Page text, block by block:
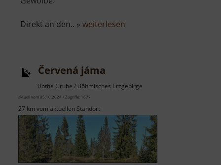
Direkt an den.. » weiterlesen
Nanebevzetí
Červená jáma
Rothe Grube / Böhmisches Erzgebirge
aktuell vom 05.10.2024 / Zugriffe: 1677
27 km vom aktuellen Standort